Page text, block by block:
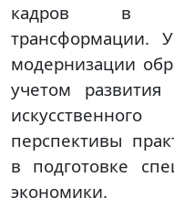
кадров в
трансформации.
модернизации
учетом
перспективы
в подготовке
экономики.